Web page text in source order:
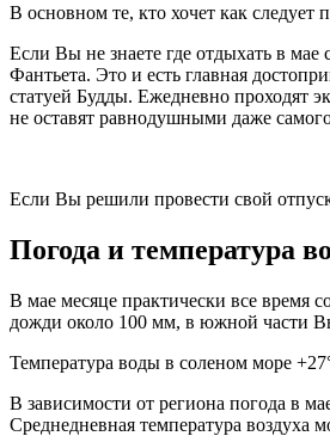
В основном те, кто хочет как следует
Если Вы не знаете где отдыхать в
Фантьета. Это и есть главная
статуей Будды. Ежедневно проходят
не оставят равнодушными даже
Если Вы решили провести свой
Погода и температура
В мае месяце практически все время
дожди около 100 мм, в южной части
Температура воды в соленом море
В зависимости от региона погода в
Среднедневная температура воздуха